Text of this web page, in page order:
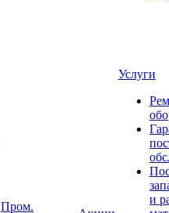
Пром.
Услуги
и